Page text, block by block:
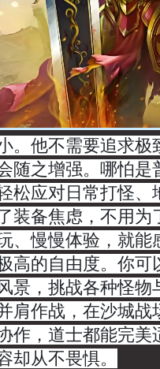
。他不需要追求极
随之增强。哪怕是
松应对日常打怪、
装备焦虑，不用为
、慢慢体验，就能
高的自由度。你可
景，挑战各种怪物
肩作战，在沙城战
作，道士都能完美
却从不畏惧。